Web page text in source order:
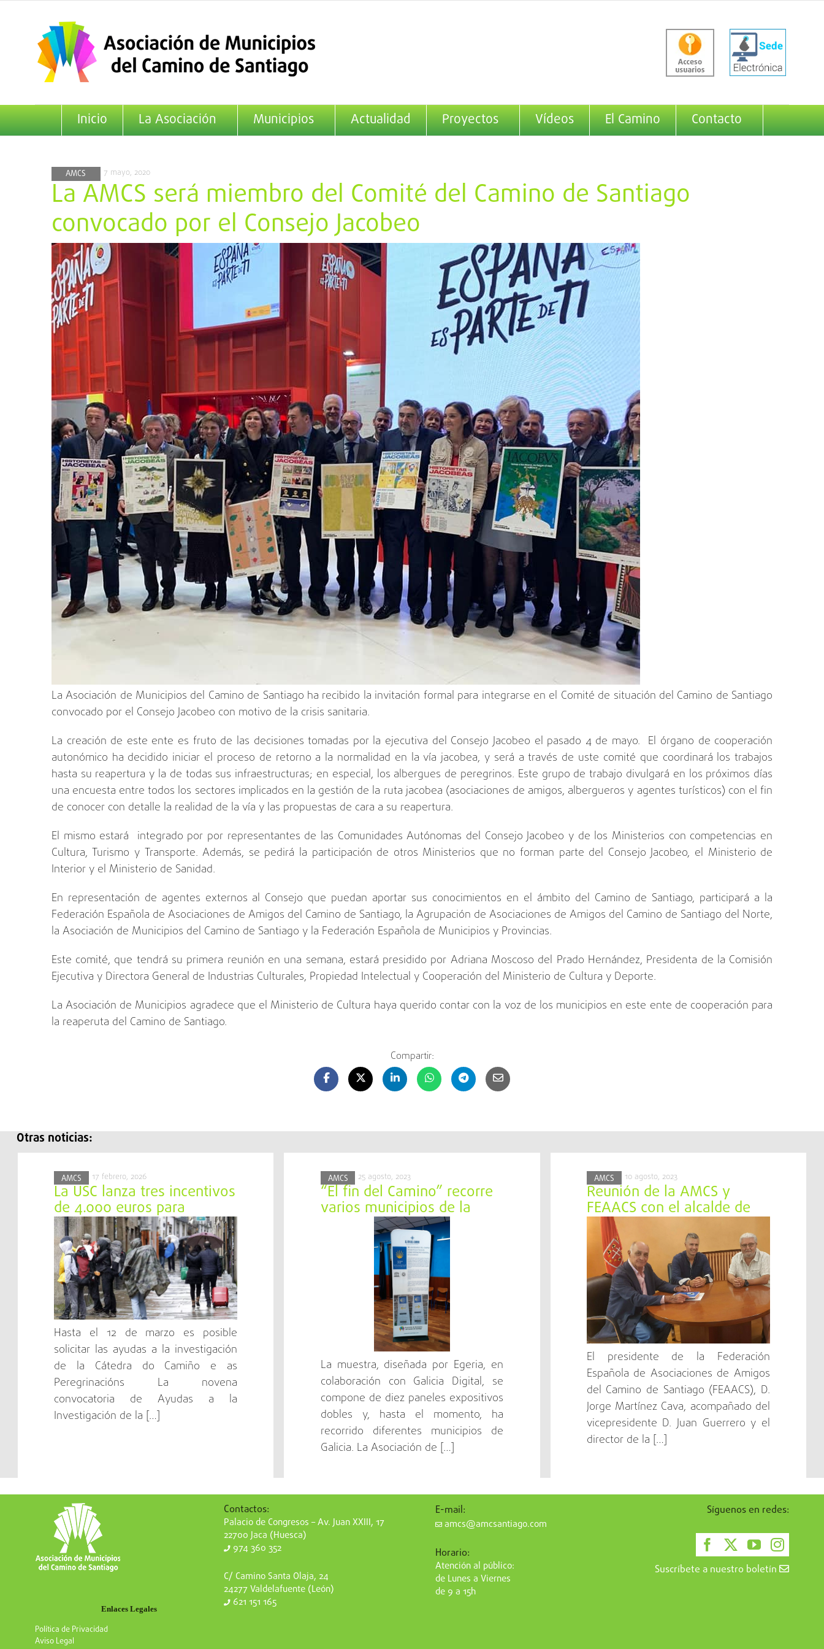
contenido
Inicio La Asociación Municipios Actualidad Proyectos Vídeos El Camino Contacto
AMCS 7 mayo, 2020
La AMCS será miembro del Comité del Camino de Santiago
convocado por el Consejo Jacobeo
La Asociación de Municipios del Camino de Santiago ha recibido la invitación formal para integrarse en el Comité de situación del Camino de Santiago
convocado por el Consejo Jacobeo con motivo de la crisis sanitaria.
La creación de este ente es fruto de las decisiones tomadas por la ejecutiva del Consejo Jacobeo el pasado 4 de mayo. El órgano de cooperación
autonómico ha decidido iniciar el proceso de retorno a la normalidad en la vía jacobea, y será a través de uste comité que coordinará los trabajos
hasta su reapertura y la de todas sus infraestructuras; en especial, los albergues de peregrinos. Este grupo de trabajo divulgará en los próximos días
una encuesta entre todos los sectores implicados en la gestión de la ruta jacobea (asociaciones de amigos, albergueros y agentes turísticos) con el fin
de conocer con detalle la realidad de la vía y las propuestas de cara a su reapertura.
El mismo estará integrado por por representantes de las Comunidades Autónomas del Consejo Jacobeo y de los Ministerios con competencias en
Cultura, Turismo y Transporte. Además, se pedirá la participación de otros Ministerios que no forman parte del Consejo Jacobeo, el Ministerio de
Interior y el Ministerio de Sanidad.
En representación de agentes externos al Consejo que puedan aportar sus conocimientos en el ámbito del Camino de Santiago, participará a la
Federación Española de Asociaciones de Amigos del Camino de Santiago, la Agrupación de Asociaciones de Amigos del Camino de Santiago del Norte,
la Asociación de Municipios del Camino de Santiago y la Federación Española de Municipios y Provincias.
Este comité, que tendrá su primera reunión en una semana, estará presidido por Adriana Moscoso del Prado Hernández, Presidenta de la Comisión
Ejecutiva y Directora General de Industrias Culturales, Propiedad Intelectual y Cooperación del Ministerio de Cultura y Deporte.
La Asociación de Municipios agradece que el Ministerio de Cultura haya querido contar con la voz de los municipios en este ente de cooperación para
la reaperuta del Camino de Santiago.
Compartir:
Otras noticias:
AMCS 17 febrero, 2026
La USC lanza tres incentivos
de 4.000 euros para
proyectos sobre el Camino
de Santiago
Hasta el 12 de marzo es posible
solicitar las ayudas a la investigación
de la Cátedra do Camiño e as
Peregrinacións La novena
convocatoria de Ayudas a la
Investigación de la […]
AMCS 25 agosto, 2023
“El fin del Camino” recorre
varios municipios de la
La muestra, diseñada por Egeria, en
colaboración con Galicia Digital, se
compone de diez paneles expositivos
dobles y, hasta el momento, ha
recorrido diferentes municipios de
Galicia. La Asociación de […]
AMCS 10 agosto, 2023
Reunión de la AMCS y
FEAACS con el alcalde de
Jaca
El presidente de la Federación
Española de Asociaciones de Amigos
del Camino de Santiago (FEAACS), D.
Jorge Martínez Cava, acompañado del
vicepresidente D. Juan Guerrero y el
director de la […]
Enlaces Legales
Política de Privacidad
Aviso Legal
Contactos:
Palacio de Congresos – Av. Juan XXIII, 17
22700 Jaca (Huesca)
974 360 352
C/ Camino Santa Olaja, 24
24277 Valdelafuente (León)
621 151 165
E-mail:
amcs@amcsantiago.com
Horario:
Atención al público:
de Lunes a Viernes
de 9 a 15h
Síguenos en redes:
Suscríbete a nuestro boletín